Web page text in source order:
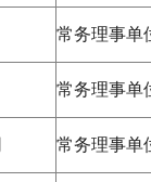
常务理事单
常务理事单
常务理事单